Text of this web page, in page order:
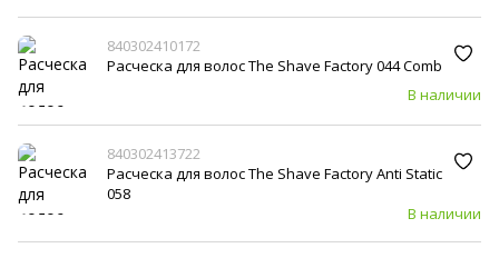
840302410172
Расческа для волос The Shave Factory 044 Comb
В наличии
840302413722
Расческа для волос The Shave Factory Anti Static
058
В наличии